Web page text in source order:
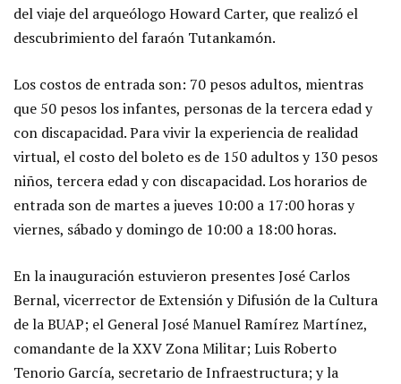
del viaje del arqueólogo Howard Carter, que realizó el
descubrimiento del faraón Tutankamón.
Los costos de entrada son: 70 pesos adultos, mientras
que 50 pesos los infantes, personas de la tercera edad y
con discapacidad. Para vivir la experiencia de realidad
virtual, el costo del boleto es de 150 adultos y 130 pesos
niños, tercera edad y con discapacidad. Los horarios de
entrada son de martes a jueves 10:00 a 17:00 horas y
viernes, sábado y domingo de 10:00 a 18:00 horas.
En la inauguración estuvieron presentes José Carlos
Bernal, vicerrector de Extensión y Difusión de la Cultura
de la BUAP; el General José Manuel Ramírez Martínez,
comandante de la XXV Zona Militar; Luis Roberto
Tenorio García, secretario de Infraestructura; y la